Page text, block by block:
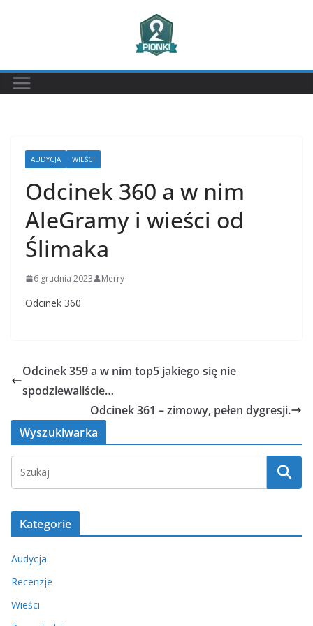
AUDYCJA WIEŚCI
Odcinek 360 a w nim
AleGramy i wieści od
Ślimaka
6 grudnia 2023 Merry
Odcinek 360
Odcinek 359 a w nim top5 jakiego się nie
spodziewaliście…
Odcinek 361 – zimowy, pełen dygresji.
Wyszukiwarka
Kategorie
Audycja
Recenzje
Wieści